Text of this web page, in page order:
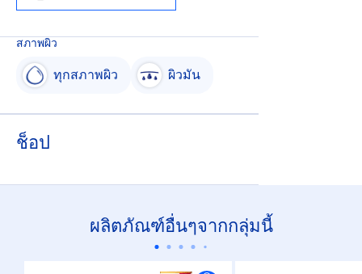
สภาพผิว
ทุกสภาพผิว ผิวมัน
ช็อป
ผลิตภัณฑ์อื่นๆจากกลุ่มนี้